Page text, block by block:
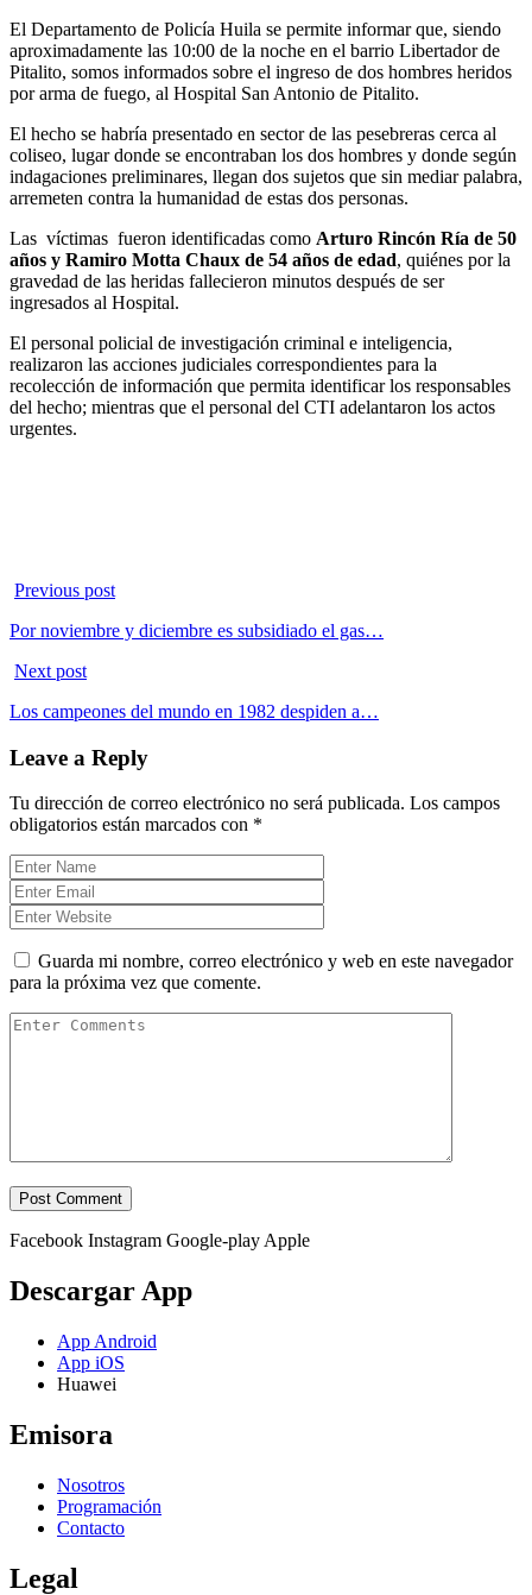
El Departamento de Policía Huila se permite informar que, siendo
aproximadamente las 10:00 de la noche en el barrio Libertador de
Pitalito, somos informados sobre el ingreso de dos hombres heridos
por arma de fuego, al Hospital San Antonio de Pitalito.
El hecho se habría presentado en sector de las pesebreras cerca al
coliseo, lugar donde se encontraban los dos hombres y donde según
indagaciones preliminares, llegan dos sujetos que sin mediar palabra,
arremeten contra la humanidad de estas dos personas.
Las víctimas fueron identificadas como Arturo Rincón Ría de 50
años y Ramiro Motta Chaux de 54 años de edad, quiénes por la
gravedad de las heridas fallecieron minutos después de ser
ingresados al Hospital.
El personal policial de investigación criminal e inteligencia,
realizaron las acciones judiciales correspondientes para la
recolección de información que permita identificar los responsables
del hecho; mientras que el personal del CTI adelantaron los actos
urgentes.
Previous post
Por noviembre y diciembre es subsidiado el gas…
Next post
Los campeones del mundo en 1982 despiden a…
Leave a Reply
Tu dirección de correo electrónico no será publicada. Los campos
obligatorios están marcados con *
Guarda mi nombre, correo electrónico y web en este navegador
para la próxima vez que comente.
Facebook Instagram Google-play Apple
Descargar App
App Android
App iOS
Huawei
Emisora
Nosotros
Programación
Contacto
Legal